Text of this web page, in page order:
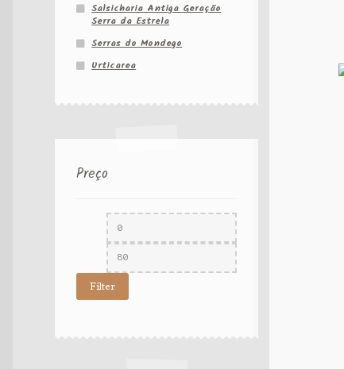
Salsicharia Antiga Geração
Serra da Estrela
Serras do Mondego
Urticarea
Preço
Filter